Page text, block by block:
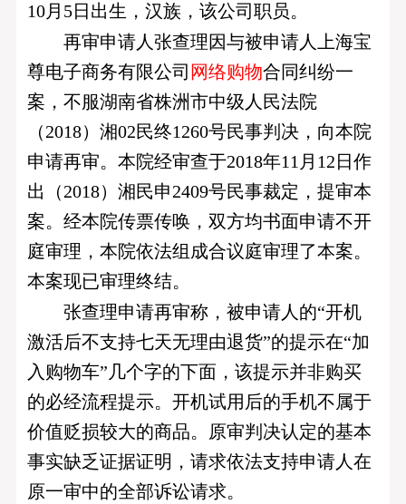
10月5日出生，汉族，该公司职员。
再审申请人张查理因与被申请人上海宝
尊电子商务有限公司 网络购物合同纠纷一
案，不服湖南省株洲市中级人民法院
（2018）湘02民终1260号民事判决，向本院
申请再审。本院经审查于2018年11月12日作
出（2018）湘民申2409号民事裁定，提审本
案。经本院传票传唤，双方均书面申请不开
庭审理，本院依法组成合议庭审理了本案。
本案现已审理终结。
张查理申请再审称，被申请人的“开机
激活后不支持七天无理由退货”的提示在“加
入购物车”几个字的下面，该提示并非购买
的必经流程提示。开机试用后的手机不属于
价值贬损较大的商品。原审判决认定的基本
事实缺乏证据证明，请求依法支持申请人在
原一审中的全部诉讼请求。